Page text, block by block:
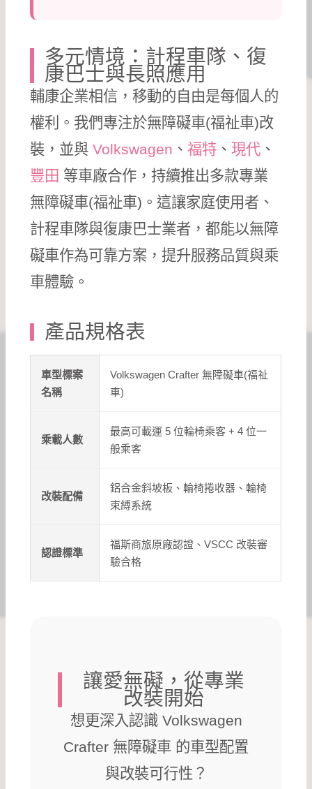
多元情境：計程車隊、復
康巴士與長照應用
輔康企業相信，移動的自由是每個人的
權利。我們專注於無障礙車(福祉車)改
裝，並與Volkswagen 、福特 、現代 、
豐田 等車廠合作，持續推出多款專業
無障礙車(福祉車)。這讓家庭使用者、
計程車隊與復康巴士業者，都能以無障
礙車作為可靠方案，提升服務品質與乘
車體驗。
產品規格表
車型標案
名稱
Volkswagen Crafter 無障礙車(福祉
車)
乘載人數
最高可載運 5 位輪椅乘客 + 4 位一
般乘客
改裝配備
鋁合金斜坡板、輪椅捲收器、輪椅
束縛系統
認證標準
福斯商旅原廠認證、VSCC 改裝審
驗合格
讓愛無礙，從專業
改裝開始
想更深入認識 Volkswagen
Crafter 無障礙車 的車型配置
與改裝可行性？